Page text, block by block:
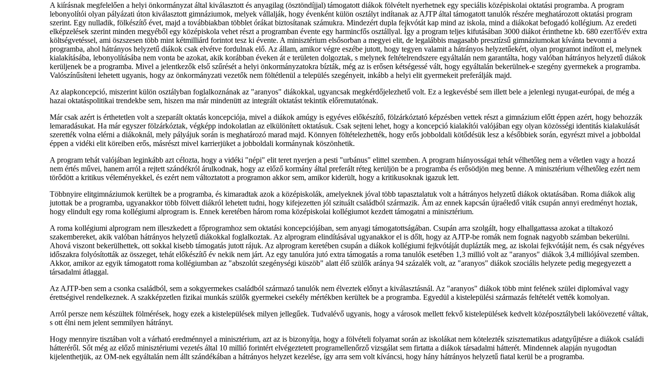
A kiírásnak megfelelően a helyi önkormányzat által kiválasztott és anyagilag (ösztöndíjjal) támogatott diákok fölvételt nyerhetnek egy speciális középiskolai oktatási programba. A program
lebonyolítói olyan pályázati úton kiválasztott gimnáziumok, melyek vállalják, hogy évenként külön osztályt indítanak az AJTP által támogatott tanulók részére meghatározott oktatási program
szerint. Egy nulladik, fölkészítő évet, majd a továbbiakban többlet órákat biztosítanak számukra. Mindezért dupla fejkvótát kap mind az iskola, mind a diákokat befogadó kollégium. Az eredeti
elképzelések szerint minden megyéből egy középiskola vehet részt a programban évente egy harmincfős osztállyal. Így a program teljes kifutásában 3000 diákot érinthetne kb. 680 ezer/fő/év extra
költségvetéssel, ami öszszesen több mint kétmilliárd forintot tesz ki évente. A minisztérium elsősorban a megyei elit, de legalábbis magasabb presztízsű gimnáziumokat kívánta bevonni a
programba, ahol hátrányos helyzetű diákok csak elvétve fordulnak elő. Az állam, amikor végre eszébe jutott, hogy tegyen valamit a hátrányos helyzetűekért, olyan programot indított el, melynek
kialakításába, lebonyolításába nem vonta be azokat, akik korábban éveken át e területen dolgoztak, s melynek feltételrendszere egyáltalán nem garantálta, hogy valóban hátrányos helyzetű diákok
kerüljenek be a programba. Mivel a jelentkezők első szűrését a helyi önkormányzatokra bízták, még az is erősen kétségessé vált, hogy egyáltalán bekerülnek-e szegény gyermekek a programba.
Valószínűsíteni lehetett ugyanis, hogy az önkormányzati vezetők nem föltétlenül a település szegényeit, inkább a helyi elit gyermekeit preferálják majd.
Az alapkoncepció, miszerint külön osztályban foglalkoznának az "aranyos" diákokkal, ugyancsak megkérdőjelezhető volt. Ez a legkevésbé sem illett bele a jelenlegi nyugat-európai, de még a
hazai oktatáspolitikai trendekbe sem, hiszen ma már mindenütt az integrált oktatást tekintik előremutatónak.
Már csak azért is érthetetlen volt a szeparált oktatás koncepciója, mivel a diákok amúgy is egyéves előkészítő, fölzárkóztató képzésben vettek részt a gimnázium előtt éppen azért, hogy behozzák
lemaradásukat. Ha már egyszer fölzárkóztak, végképp indokolatlan az elkülönített oktatásuk. Csak sejteni lehet, hogy a koncepció kialakítói valójában egy olyan közösségi identitás kialakulását
szerették volna elérni a diákoknál, mely pályájuk során is meghatározó marad majd. Könnyen föltételezhették, hogy erős jobboldali kötődésük lesz a későbbiek során, egyrészt mivel a jobboldal
éppen a vidéki elit köreiben erős, másrészt mivel karrierjüket a jobboldali kormánynak köszönhetik.
A program tehát valójában leginkább azt célozta, hogy a vidéki "népi" elit teret nyerjen a pesti "urbánus" elittel szemben. A program hiányosságai tehát vélhetőleg nem a véletlen vagy a hozzá
nem értés művei, hanem arról a rejtett szándékról árulkodnak, hogy az előző kormány által preferált réteg kerüljön be a programba és erősödjön meg benne. A minisztérium vélhetőleg ezért nem
törődött a kritikus véleményekkel, és ezért nem változtatott a programon akkor sem, amikor kiderült, hogy a kritikusoknak igazuk lett.
Többnyire elitgimnáziumok kerültek be a programba, és kimaradtak azok a középiskolák, amelyeknek jóval több tapasztalatuk volt a hátrányos helyzetű diákok oktatásában. Roma diákok alig
jutottak be a programba, ugyanakkor több fölvett diákról lehetett tudni, hogy kifejezetten jól szituált családból származik. Ám az ennek kapcsán újraéledő viták csupán annyi eredményt hoztak,
hogy elindult egy roma kollégiumi alprogram is. Ennek keretében három roma középiskolai kollégiumot kezdett támogatni a minisztérium.
A roma kollégiumi alprogram nem illeszkedett a főprogramhoz sem oktatási koncepciójában, sem anyagi támogatottságában. Csupán arra szolgált, hogy elhallgattassa azokat a tiltakozó
szakembereket, akik valóban hátrányos helyzetű diákokkal foglalkoztak. Az alprogram elindításával ugyanakkor el is dőlt, hogy az AJTP-be romák nem fognak nagyobb számban bekerülni.
Ahová viszont bekerülhettek, ott sokkal kisebb támogatás jutott rájuk. Az alprogram keretében csupán a diákok kollégiumi fejkvótáját duplázták meg, az iskolai fejkvótáját nem, és csak négyéves
időszakra folyósították az összeget, tehát előkészítő év nekik nem járt. Az egy tanulóra jutó extra támogatás a roma tanulók esetében 1,3 millió volt az "aranyos" diákok 3,4 milliójával szemben.
Akkor, amikor az egyik támogatott roma kollégiumban az "abszolút szegénységi küszöb" alatt élő szülők aránya 94 százalék volt, az "aranyos" diákok szociális helyzete pedig megegyezett a
társadalmi átlaggal.
Az AJTP-ben sem a csonka családból, sem a sokgyermekes családból származó tanulók nem élveztek előnyt a kiválasztásnál. Az "aranyos" diákok több mint felének szülei diplomával vagy
érettségivel rendelkeznek. A szakképzetlen fizikai munkás szülők gyermekei csekély mértékben kerültek be a programba. Egyedül a kistelepülési származás feltételét vették komolyan.
Arról persze nem készültek fölmérések, hogy ezek a kistelepülések milyen jellegűek. Tudvalévő ugyanis, hogy a városok mellett fekvő kistelepülések kedvelt középosztálybeli lakóövezetté váltak,
s ott élni nem jelent semmilyen hátrányt.
Hogy mennyire tisztában volt a várható eredménnyel a minisztérium, azt az is bizonyítja, hogy a fölvételi folyamat során az iskolákat nem kötelezték szisztematikus adatgyűjtésre a diákok családi
hátteréről. Sőt még az előző minisztériumi vezetés által 10 millió forintért elvégeztetett programellenőrző vizsgálat sem firtatta a diákok társadalmi hátterét. Mindennek alapján nyugodtan
kijelenthetjük, az OM-nek egyáltalán nem állt szándékában a hátrányos helyzet kezelése, így arra sem volt kíváncsi, hogy hány hátrányos helyzetű fiatal kerül be a programba.